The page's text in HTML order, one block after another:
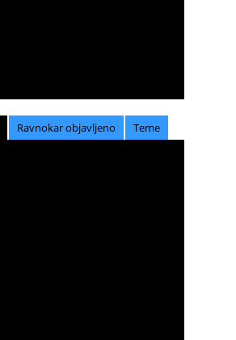
Ravnokar objavljeno Teme